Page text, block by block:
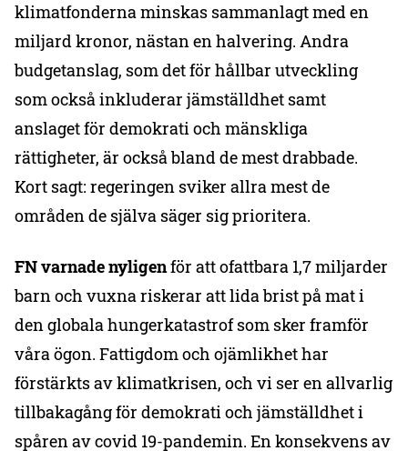
klimatfonderna minskas sammanlagt med en
miljard kronor, nästan en halvering. Andra
budgetanslag, som det för hållbar utveckling
som också inkluderar jämställdhet samt
anslaget för demokrati och mänskliga
rättigheter, är också bland de mest drabbade.
Kort sagt: regeringen sviker allra mest de
områden de själva säger sig prioritera.
FN varnade nyligenför att ofattbara 1,7 miljarder
barn och vuxna riskerar att lida brist på mat i
den globala hungerkatastrof som sker framför
våra ögon. Fattigdom och ojämlikhet har
förstärkts av klimatkrisen, och vi ser en allvarlig
tillbakagång för demokrati och jämställdhet i
spåren av covid 19-pandemin. En konsekvens av